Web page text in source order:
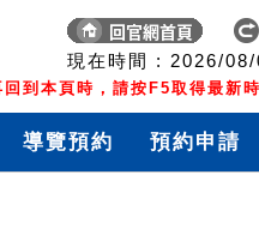
現在時間 : 2026/08/
到本頁時，請按F5取得最新
導覽預約 預約申請